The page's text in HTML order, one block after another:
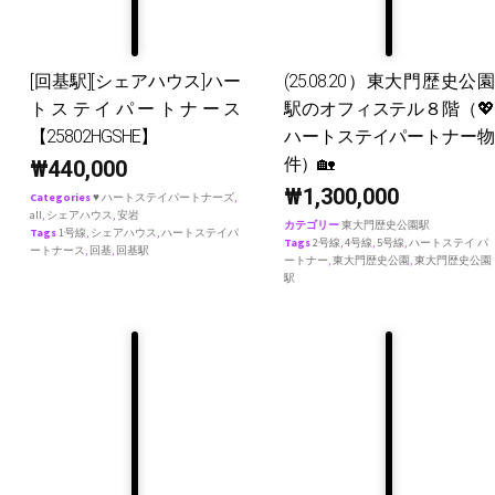
[回基駅][シェアハウス]ハー
トステイパートナース
【25802HGSHE】
₩440,000
Categories♥ ハートステイパートナーズ,
all, シェアハウス,安岩
Tags1号線, シェアハウス,ハートステイパ
ートナース, 回基, 回基駅
(25.08.20）東大門歴史公園
駅のオフィステル８階（💖
ハートステイパートナー物
件）🏡
₩1,300,000
カテゴリー東大門歴史公園駅
Tags2号線,4号線, 5号線,ハートステイ パ
ートナー,東大門歴史公園,東大門歴史公園
駅